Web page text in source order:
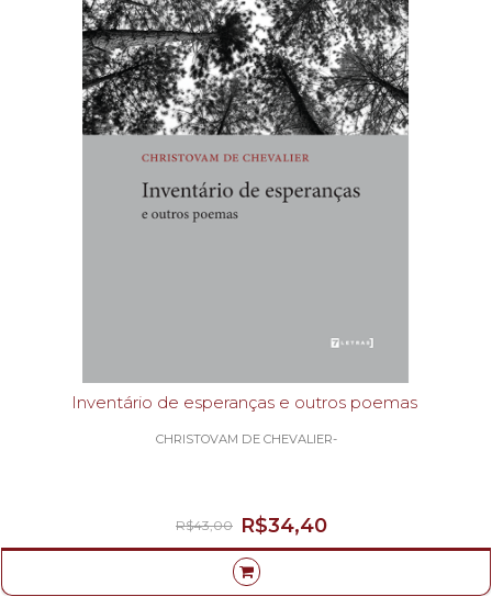
Inventário de esperanças e outros poemas
CHRISTOVAM DE CHEVALIER-
R$34,40
R$43,00